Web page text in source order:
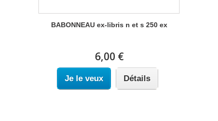
BABONNEAU ex-libris n et s 250 ex
6,00 €
Je le veux Détails